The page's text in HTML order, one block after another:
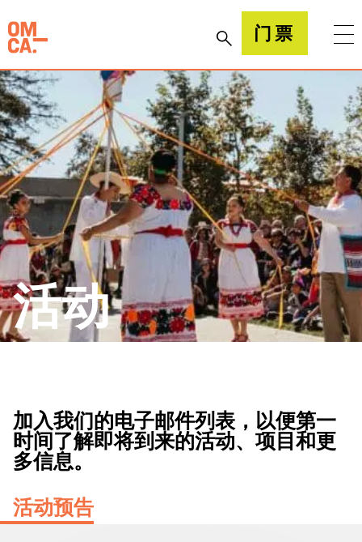
到
内
容
加州奥克兰博物馆(OMCA) 门票
活动
加入我们的电子邮件列表，以便第一
时间了解即将到来的活动、项目和更
多信息。
活动预告